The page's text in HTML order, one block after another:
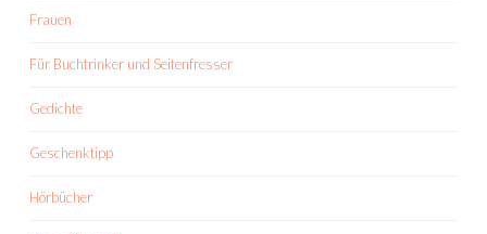
Frauen
Für Buchtrinker und Seitenfresser
Gedichte
Geschenktipp
Hörbücher